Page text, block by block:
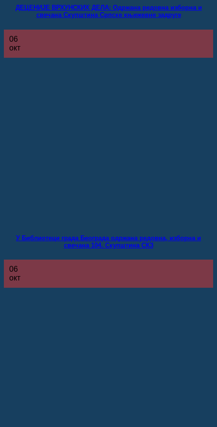
ДЕЦЕНИЈЕ ВРХУНСКИХ ДЕЛА: Одржана редовна изборна и
свечана Скупштина Српске књижевне задруге
06
окт
У Библиотеци града Београда одржана редовна, изборна и
свечана 104. Скупштина СКЗ
06
окт